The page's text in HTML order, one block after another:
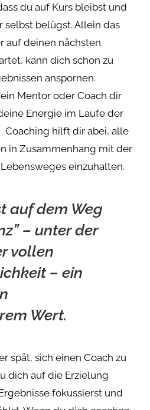
du auf Kurs bleibst und
selbst belügst. Allein das
auf deinen nächsten
kann dich schon zu
anspornen.
Mentor oder Coach dir
Energie im Laufe der
Coaching hilft dir abei, alle
in Zusammenhang mit der
einzuhalten.
auf dem Weg
– unter der
vollen
– ein
Wert.
spät, sich einen Coach zu
dich auf die Erzielung
fokussierst und